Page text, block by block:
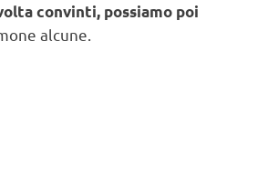
convinti, possiamo poi
alcune.